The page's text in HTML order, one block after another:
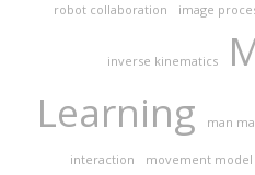
robot collaboration
image
inverse kinematics
Learning
man
interaction movement model